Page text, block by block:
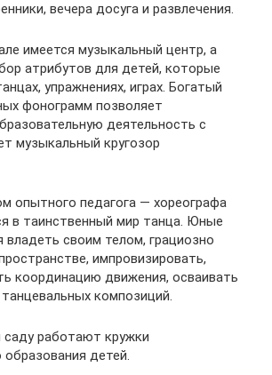
вечера досуга и развлечения.
имеется музыкальный центр, а
атрибутов для детей, которые
упражнениях, играх. Богатый
фонограмм позволяет
деятельность с
музыкальный кругозор
опытного педагога — хореографа
в таинственный мир танца. Юные
владеть своим телом, грациозно
импровизировать,
координацию движения, осваивать
композиций.
работают кружки
детей.